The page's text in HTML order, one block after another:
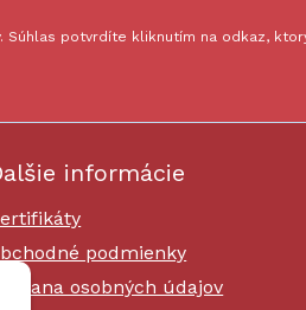
potvrdíte kliknutím na odkaz,
informácie
podmienky
osobných údajov